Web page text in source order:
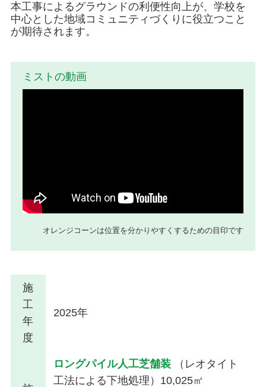
本工事によるグラウンドの利便性向上が、学校を
中心とした地域コミュニティづくりに役立つこと
が期待されます。
ミストの動画
オレンジコーンは位置を分かりやすくするための目印です
施
工
年
度
2025年
ロングパイル人工芝舗装 （レオタイト
工法による下地処理）10,025㎡